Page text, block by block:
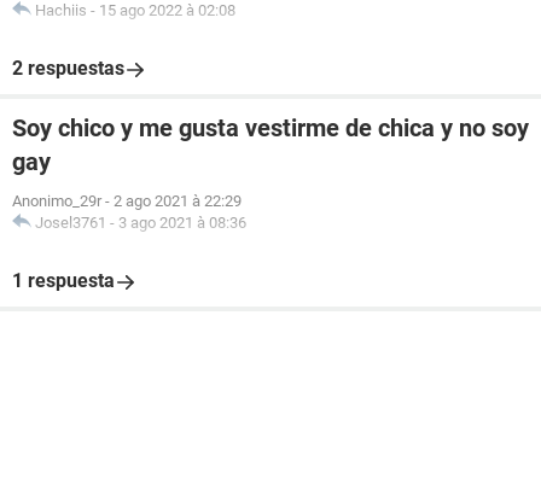
Hachiis - 15 ago 2022 à 02:08
2 respuestas
Soy chico y me gusta vestirme de chica y no soy
gay
Anonimo_29r - 2 ago 2021 à 22:29
Josel3761 - 3 ago 2021 à 08:36
1 respuesta